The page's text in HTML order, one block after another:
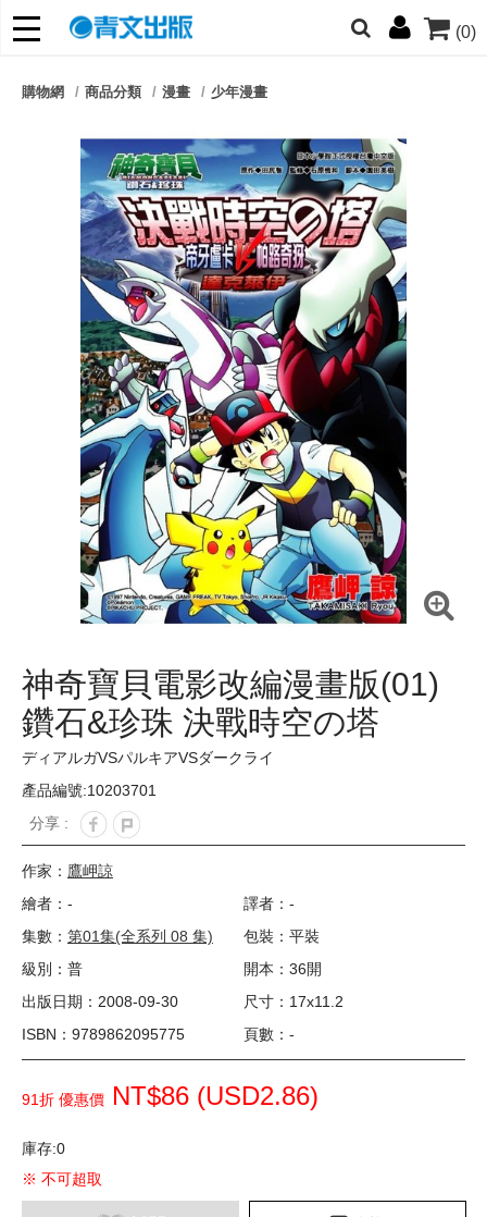
(0)
朋友們，提高警覺！
購物網 商品分類 漫畫 少年漫畫
神奇寶貝電影改編漫畫版(01)
鑽石&珍珠 決戰時空の塔
ディアルガVSパルキアVSダークライ
產品編號:10203701
分享 :
作家： 鷹岬諒
繪者：-
譯者：-
集數： 第01集(全系列 08 集)
包裝：平裝
級別：普
開本：36開
出版日期：2008-09-30
尺寸：17x11.2
ISBN：9789862095775
頁數：-
91折 優惠價 NT$86 (USD2.86)
庫存:0
※ 不可超取